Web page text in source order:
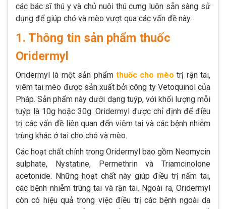
các bác sĩ thú y và chủ nuôi thú cưng luôn sẵn sàng sử
dụng để giúp chó và mèo vượt qua các vấn đề này.
1. Thông tin sản phẩm thuốc
Oridermyl
Oridermyl là một sản phẩm thuốc cho mèo trị rận tai,
viêm tai mèo được sản xuất bởi công ty Vetoquinol của
Pháp. Sản phẩm này dưới dạng tuýp, với khối lượng mỗi
tuýp là 10g hoặc 30g. Oridermyl được chỉ định để điều
trị các vấn đề liên quan đến viêm tai và các bệnh nhiễm
trùng khác ở tai cho chó và mèo​​​​.
Các hoạt chất chính trong Oridermyl bao gồm Neomycin
sulphate, Nystatine, Permethrin và Triamcinolone
acetonide. Những hoạt chất này giúp điều trị nấm tai,
các bệnh nhiễm trùng tai và rận tai​​​​. Ngoài ra, Oridermyl
còn có hiệu quả trong việc điều trị các bệnh ngoài da